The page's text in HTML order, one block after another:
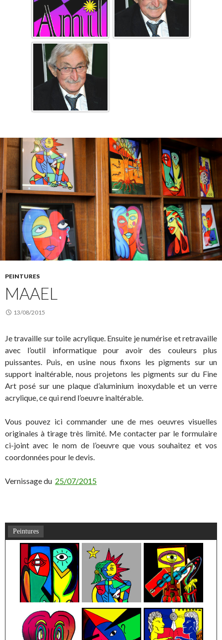
PEINTURES
MAAEL
13/08/2015
Je travaille sur toile acrylique. Ensuite je numérise et retravaille
avec l’outil informatique pour avoir des couleurs plus
puissantes. Puis, en usine nous fixons les pigments sur un
support inaltérable, nous projetons les pigments sur du Fine
Art posé sur une plaque d’aluminium inoxydable et un verre
acrylique, ce qui rend l’oeuvre inaltérable.
Vous pouvez ici commander une de mes oeuvres visuelles
originales à tirage très limité. Me contacter par le formulaire
ci-joint avec le nom de l’oeuvre que vous souhaitez et vos
coordonnées pour le devis.
Vernissage du 25/07/2015
Peintures